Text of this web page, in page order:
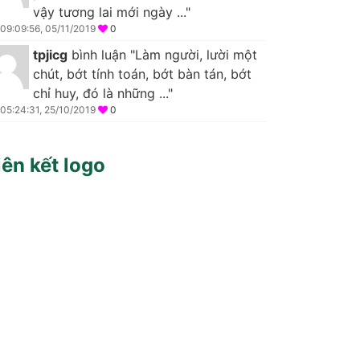
vậy tương lai mới ngày ..."
09:09:56, 05/11/2019 0
tpjicg bình luận "Làm người, lười một
chút, bớt tính toán, bớt bàn tán, bớt
chỉ huy, đó là những ..."
05:24:31, 25/10/2019 0
kết logo